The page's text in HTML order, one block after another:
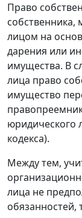
Право
лицом на
дарения или
имущества. В
лица право
имущество
юридического
кодекса).
Между тем,
лица не
обязанностей,